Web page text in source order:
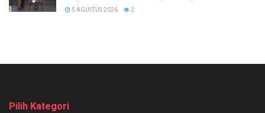
5 AGUSTUS 2026 2
Pilih Kategori